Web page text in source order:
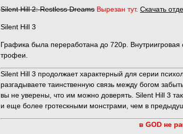
Silent Hill 2: Restless Dreams Вырезан тут.Скачать
Silent Hill 3
Графика была переработана до 720p.
трофеи.
Silent Hill 3 продолжает характерный для серии
разгадываете таинственную связь между богом
вы не уверены, что им можно доверять. Silent Hill 3
и еще более гротескными монстрами, чем в
в GOD не